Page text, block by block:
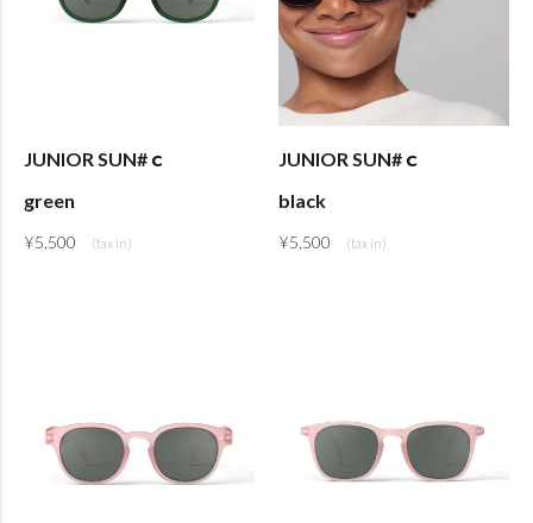
JUNIOR SUN#ｃ
green
¥5,500
JUNIOR SUN#ｃ
black
¥5,500